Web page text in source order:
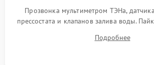
Прозвонка мультиметром ТЭНа,
прессостата и клапанов залива воды.
Восстановление целостности
Подробнее